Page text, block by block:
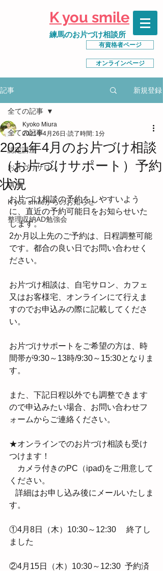
K you smile
練馬のお片づけ相談所
有資格者ページ
オンラインページ
記事 新規登録
全ての記事
認定講座
お片づけサロン
講座
K you smileからのお知らせ
整理収納AD勉強会
全ての記事
2021年4月のお片づけ相談
（お片づけサポート）予約
状況
Kyoko Miura
2021年4月26日 読了時間: 1分
お片づけ相談の予約をしやすいよう
に、直近の予約可能日をお知らせいた
します。
2か月以上先のご予約は、日程調整可能
です。都合の良い日でお問い合わせく
ださい。
お片づけ相談は、自宅サロン、カフェ
又はお客様宅、オンラインにて行えま
すのでお申込みの際に記載してくださ
い。
お片づけサポートをご希望の方は、時
間帯が9:30～13時/9:30～15:30となりま
す。
また、下記日程以外でも調整できます
ので申込みたい場合、お問い合わせフ
ォームからご連絡ください。
★オンラインでのお片づけ相談も受け
つけます！
カメラ付きのPC（ipad)をご用意して
ください。
す。
①4月8日（木）10:30～12:30 　終了し
ました
②4月15日（木）10:30～12:30  予約済